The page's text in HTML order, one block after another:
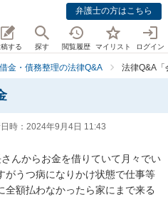
弁護士の方はこちら
する 探す 閲覧履歴 マイリスト ログイン
借金・債務整理の法律Q&A 法律Q&A「
時： 2024年9月4日 11:43
んからお金を借りていて月々でい
がうつ病になりかけ状態で仕事等
全額払わなかったら家にまで来る